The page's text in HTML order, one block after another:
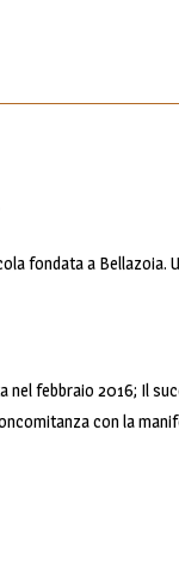
fondata a
nel febbraio 2016; Il
con la